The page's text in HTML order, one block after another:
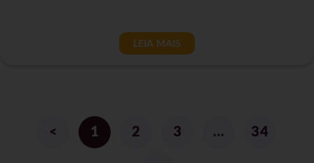
LEIA MAIS
< 1 2 3 … 34